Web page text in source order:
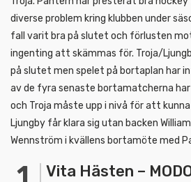
diverse problem kring klubben under
fall varit bra på slutet och förlusten
ingenting att skämmas för. Troja/
på slutet men spelet på bortaplan har
av de fyra senaste bortamatcherna
och Troja måste upp i nivå för att
Ljungby får klara sig utan backen William
Wennström i kvällens bortamöte med
Vita Hästen –